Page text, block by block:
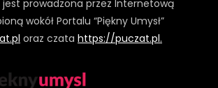
jest prowadzona przez Internetową
wokół Portalu “Piękny Umysł”
oraz czata https://puczat.pl.